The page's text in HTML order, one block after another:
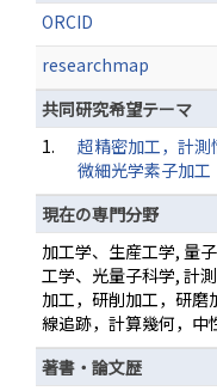
ORCID
researchmap
共同研究希望テーマ
1.
超精密加工，計測
微細光学素子加工
現在の専門分野
加工学、生産工学, 量
工学、光量子科学, 計
加工，研削加工，研
線追跡，計算幾何，中
著書・論文歴